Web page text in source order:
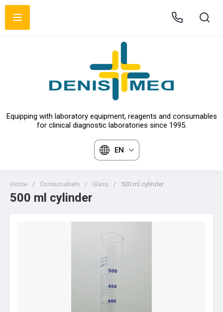
Equipping with laboratory equipment, reagents and consumables
for clinical diagnostic laboratories since 1995.
EN
Home / Consumabels / Glass / 500 ml cylinder
500 ml cylinder